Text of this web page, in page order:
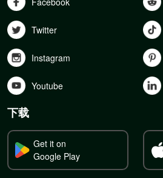
Twitter
Instagram
Youtube
下载
Get it on
Google Play